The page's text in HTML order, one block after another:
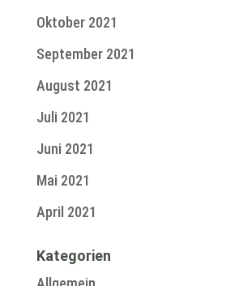
Oktober 2021
September 2021
August 2021
Juli 2021
Juni 2021
Mai 2021
April 2021
Kategorien